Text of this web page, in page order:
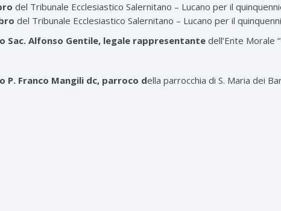
del Tribunale Ecclesiastico Salernitano – Lucano per il
del Tribunale Ecclesiastico Salernitano – Lucano per il
Sac. Alfonso Gentile, legale rappresentante dell’Ente Morale
P. Franco Mangili dc, parroco della parrocchia di S. Maria dei